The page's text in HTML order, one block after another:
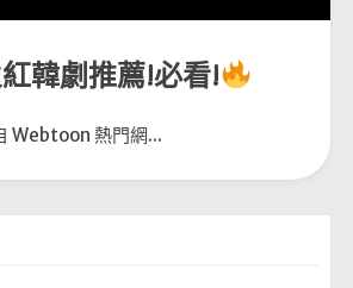
韓劇推薦!必看!
Webtoon 熱門網...